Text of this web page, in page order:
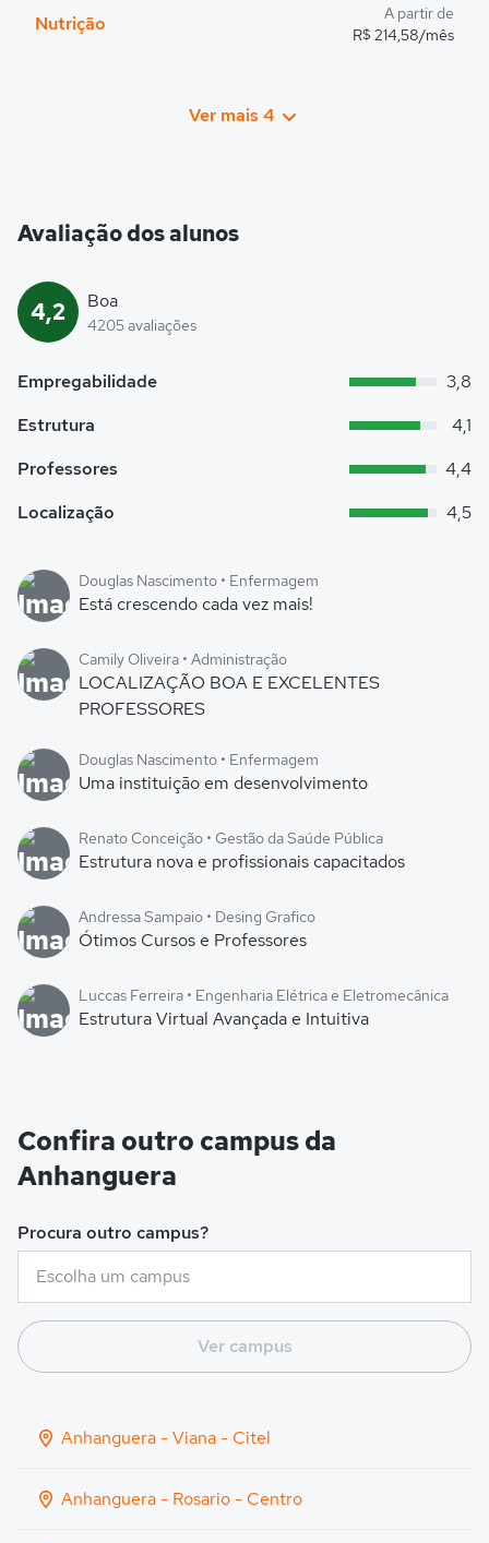
Nutrição
A partir de
R$ 214,58/mês
Ver mais 4
Avaliação dos alunos
4,2 Boa
4205 avaliações
Empregabilidade
3,8
Estrutura
4,1
Professores
4,4
Localização
4,5
Douglas Nascimento • Enfermagem
Está crescendo cada vez mais!
Camily Oliveira • Administração
LOCALIZAÇÃO BOA E EXCELENTES
PROFESSORES
Douglas Nascimento • Enfermagem
Uma instituição em desenvolvimento
Renato Conceição • Gestão da Saúde Pública
Estrutura nova e profissionais capacitados
Andressa Sampaio • Desing Grafico
Ótimos Cursos e Professores
Luccas Ferreira • Engenharia Elétrica e Eletromecânica
Estrutura Virtual Avançada e Intuitiva
Confira outro campus da
Anhanguera
Procura outro campus?
Ver campus
Anhanguera - Viana - Citel
Anhanguera - Rosario - Centro